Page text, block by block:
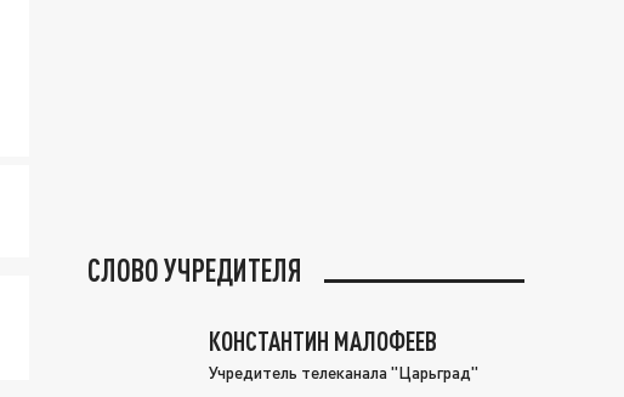
СЛОВО УЧРЕДИТЕЛЯ
КОНСТАНТИН МАЛОФЕЕВ
Учредитель телеканала "Царьград"